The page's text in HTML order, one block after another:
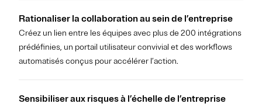
Rationaliser la collaboration au sein de l’entreprise
Créez un lien entre les équipes avec plus de 200 intégrations
prédéfinies, un portail utilisateur convivial et des workflows
automatisés conçus pour accélérer l’action.
Sensibiliser aux risques à l’échelle de l’entreprise